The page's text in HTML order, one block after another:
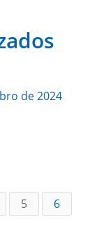
de 2024
5
6